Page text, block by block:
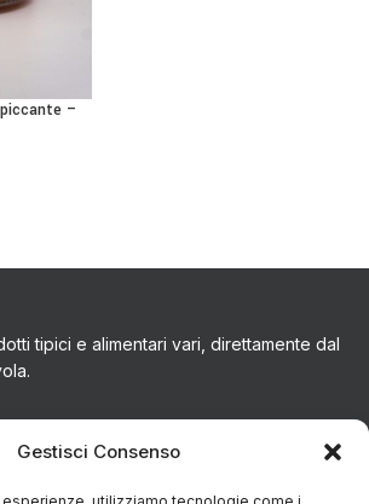
Gestisci Consenso
–
tipici e alimentari vari, direttamente dal